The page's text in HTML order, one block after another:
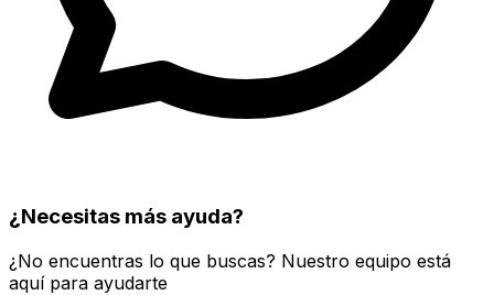
¿Necesitas más ayuda?
¿No encuentras lo que buscas? Nuestro equipo está
aquí para ayudarte